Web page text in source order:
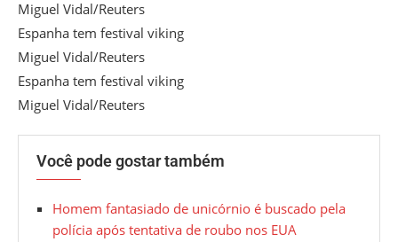
Miguel Vidal/Reuters
Espanha tem festival viking
Miguel Vidal/Reuters
Espanha tem festival viking
Miguel Vidal/Reuters
Você pode gostar também
Homem fantasiado de unicórnio é buscado pela
polícia após tentativa de roubo nos EUA